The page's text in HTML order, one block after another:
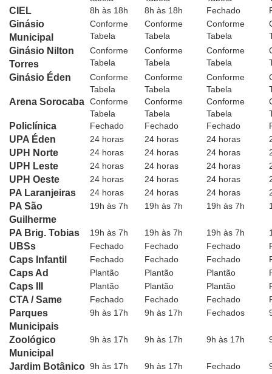
CIEL 8h às 18h 8h às 18h Fechado
Ginásio
Municipal
Conforme
Tabela
Conforme
Tabela
Conforme
Tabela
Ginásio Nilton
Torres
Conforme
Tabela
Conforme
Tabela
Conforme
Tabela
Ginásio Éden
Conforme
Tabela
Conforme
Tabela
Conforme
Tabela
Arena Sorocaba Conforme
Tabela
Conforme
Tabela
Conforme
Tabela
Policlínica Fechado Fechado Fechado
UPA Éden 24 horas 24 horas 24 horas
UPH Norte 24 horas 24 horas 24 horas
UPH Leste 24 horas 24 horas 24 horas
UPH Oeste 24 horas 24 horas 24 horas
PA Laranjeiras 24 horas 24 horas 24 horas
PA São
Guilherme
19h às 7h 19h às 7h 19h às 7h
PA Brig. Tobias 19h às 7h 19h às 7h 19h às 7h
UBSs Fechado Fechado Fechado
Caps Infantil Fechado Fechado Fechado
Caps Ad Plantão Plantão Plantão
Caps III Plantão Plantão Plantão
CTA / Same Fechado Fechado Fechado
Parques
Municipais
9h às 17h 9h às 17h Fechados
Zoológico
Municipal
9h às 17h 9h às 17h 9h às 17h
Jardim Botânico 9h às 17h 9h às 17h Fechado